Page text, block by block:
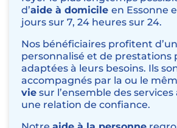
d’aide à domicile en Essonne
jours sur 7, 24 heures sur 24.
Nos bénéficiaires profitent
personnalisé et de
adaptées à leurs besoins. Ils
accompagnés par la ou le
vie sur l’ensemble des
une relation de confiance.